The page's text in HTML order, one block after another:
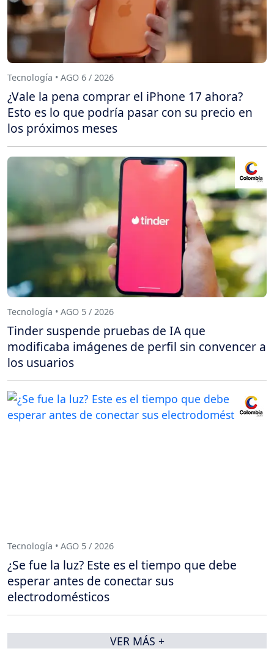
Tecnología • AGO 6 / 2026
¿Vale la pena comprar el iPhone 17 ahora?
Esto es lo que podría pasar con su precio en
los próximos meses
Tecnología • AGO 5 / 2026
Tinder suspende pruebas de IA que
modificaba imágenes de perfil sin convencer a
los usuarios
Tecnología • AGO 5 / 2026
¿Se fue la luz? Este es el tiempo que debe
esperar antes de conectar sus
electrodomésticos
VER MÁS +